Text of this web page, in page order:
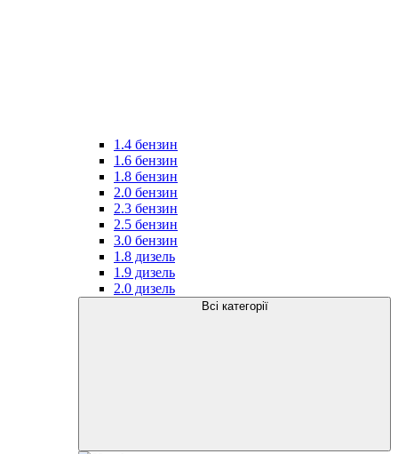
1.4 бензин
1.6 бензин
1.8 бензин
2.0 бензин
2.3 бензин
2.5 бензин
3.0 бензин
1.8 дизель
1.9 дизель
2.0 дизель
Всі категорії